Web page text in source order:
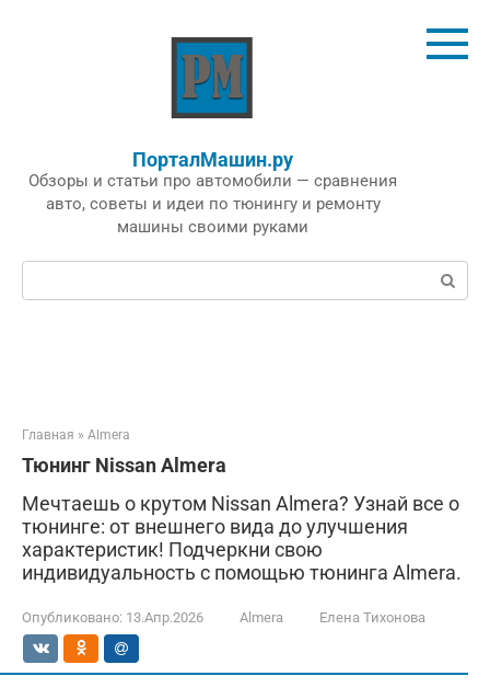
ПорталМашин.ру
Обзоры и статьи про автомобили — сравнения
авто, советы и идеи по тюнингу и ремонту
машины своими руками
Поиск:
Главная » Almera
Тюнинг Nissan Almera
Мечтаешь о крутом Nissan Almera? Узнай все о
тюнинге: от внешнего вида до улучшения
характеристик! Подчеркни свою
индивидуальность с помощью тюнинга Almera.
Опубликовано: 13.Апр.2026 Almera Елена Тихонова